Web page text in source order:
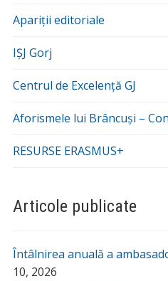
Apariții editoriale
IȘJ Gorj
Centrul de Excelență GJ
Aforismele lui Brâncuși –
RESURSE ERASMUS+
Articole publicate
Întâlnirea anuală a
10, 2026